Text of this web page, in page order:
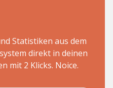
Statistiken aus dem
direkt in deinen
mit 2 Klicks. Noice.